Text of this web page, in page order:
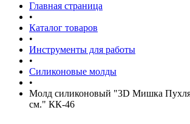
Главная страница
•
Каталог товаров
•
Инструменты для работы
•
Силиконовые молды
•
Молд силиконовый "3D Мишка
см." КК-46